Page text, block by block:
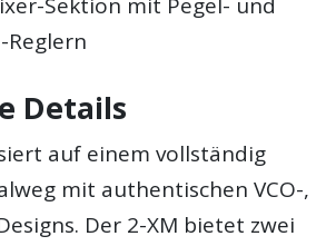
Reglern
Details
auf einem vollständig
mit authentischen VCO-,
Der 2-XM bietet zwei